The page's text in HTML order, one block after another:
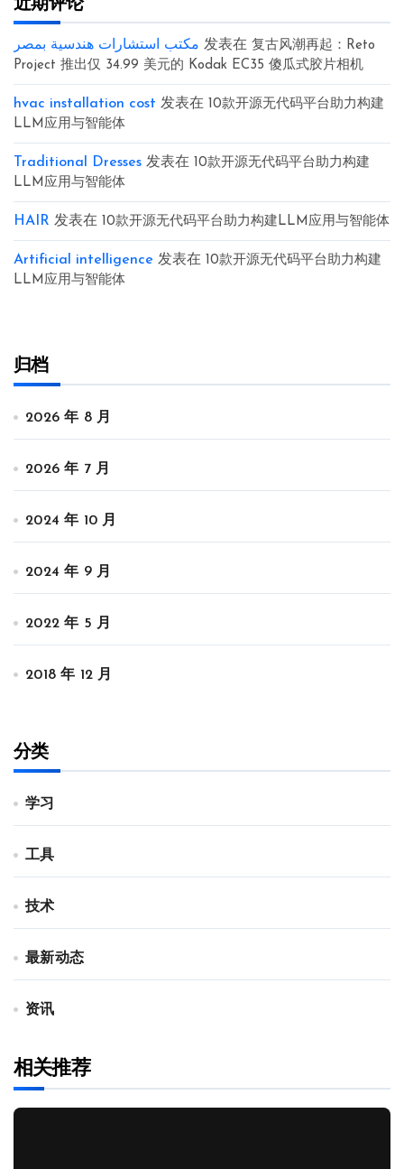
近期评论
مكتب استشارات هندسية بمصر 发表在 复古风潮再起：Reto
Project 推出仅 34.99 美元的 Kodak EC35 傻瓜式胶片相机
hvac installation cost 发表在 10款开源无代码平台助力构建
LLM应用与智能体
Traditional Dresses 发表在 10款开源无代码平台助力构建
LLM应用与智能体
HAIR 发表在 10款开源无代码平台助力构建LLM应用与智能体
Artificial intelligence 发表在 10款开源无代码平台助力构建
LLM应用与智能体
归档
2026 年 8 月
2026 年 7 月
2024 年 10 月
2024 年 9 月
2022 年 5 月
2018 年 12 月
分类
学习
工具
技术
最新动态
资讯
相关推荐